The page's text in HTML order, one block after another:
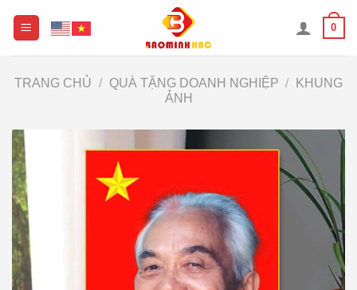
0
TRANG CHỦ / QUÀ TẶNG DOANH NGHIỆP /
KHUNG
ẢNH